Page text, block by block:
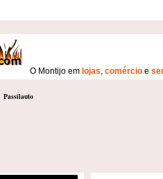
O Montijo em lojas, comércio e
Passilauto